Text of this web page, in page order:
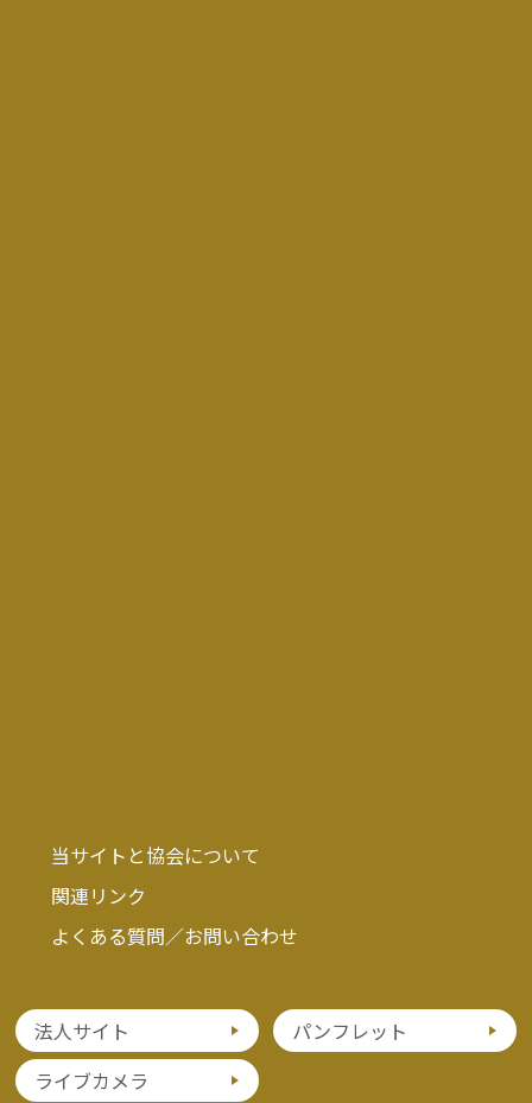
当サイトと協会について
関連リンク
よくある質問／お問い合わせ
法人サイト
パンフレット
ライブカメラ